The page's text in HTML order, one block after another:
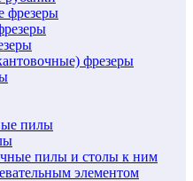
фрезеры
фрезеры
пилы
пилы и столы к ним
элементом